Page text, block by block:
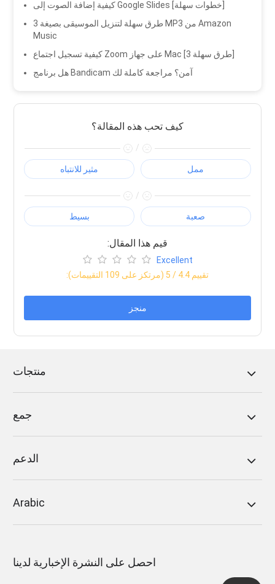
3 طرق سهلة لتنزيل الموسيقى بصيغة MP3 من Amazon
Music
هل برنامج Bandicam آمن؟ مراجعة كاملة لك
كيف تحب هذه المقالة؟
/
مثير للانتباه ممل
/
بسيط صعبة
:قيم هذا المقال
Excellent
:تقييم 4.4 / 5 (مرتكز على 109 التقييمات)
منجز
منتجات
جمع
الدعم
Arabic
احصل على النشرة الإخبارية لدينا